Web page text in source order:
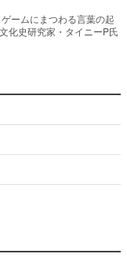
ームにまつわる言葉の起
化史研究家・タイニーP氏